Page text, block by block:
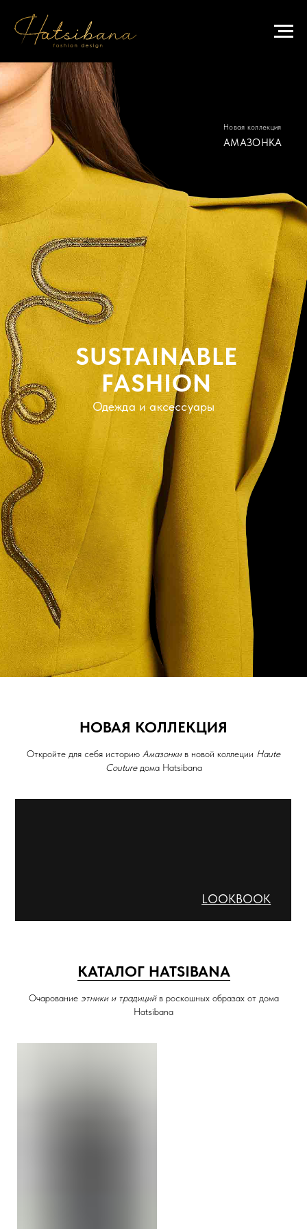
Одежда и аксессуары
SUSTAINABLE
FASHION
НОВАЯ КОЛЛЕКЦИЯ
Откройте для себя историю Амазонкив новой коллеции Haute
Coutureдома Hatsibana
LOOKBOOK
КАТАЛОГ HATSIBANA
Очарование этники и традицийв роскошных образах от дома
Hatsibana